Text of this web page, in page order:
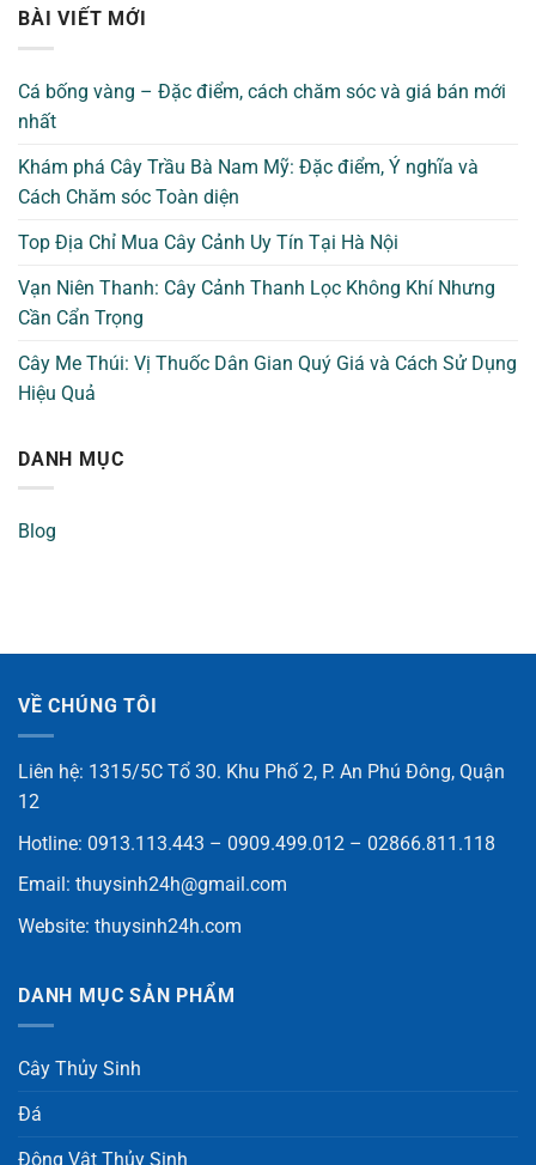
BÀI VIẾT MỚI
Cá bống vàng – Đặc điểm, cách chăm sóc và giá bán mới
nhất
Khám phá Cây Trầu Bà Nam Mỹ: Đặc điểm, Ý nghĩa và
Cách Chăm sóc Toàn diện
Top Địa Chỉ Mua Cây Cảnh Uy Tín Tại Hà Nội
Vạn Niên Thanh: Cây Cảnh Thanh Lọc Không Khí Nhưng
Cần Cẩn Trọng
Cây Me Thúi: Vị Thuốc Dân Gian Quý Giá và Cách Sử Dụng
Hiệu Quả
DANH MỤC
Blog
VỀ CHÚNG TÔI
Liên hệ: 1315/5C Tổ 30. Khu Phố 2, P. An Phú Đông, Quận
12
Hotline: 0913.113.443 – 0909.499.012 – 02866.811.118
Email: thuysinh24h@gmail.com
Website: thuysinh24h.com
DANH MỤC SẢN PHẨM
Cây Thủy Sinh
Đá
Động Vật Thủy Sinh